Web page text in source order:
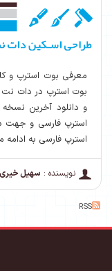
معرفی بوت استرپ و
بوت استرپ در دات نت
و دانلود آخرین
استرپ فارسی و جهت
استرپ فارسی به
نویسنده : سهیل
RSS